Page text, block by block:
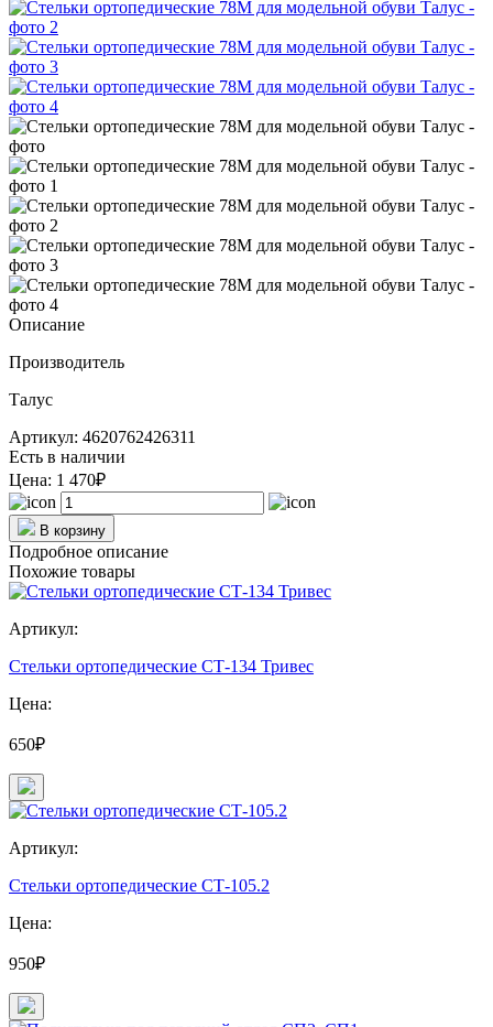
Описание
Производитель
Талус
Артикул: 4620762426311
Есть в наличии
Цена: 1 470₽
В корзину
Подробное описание
Похожие товары
Артикул:
Стельки ортопедические СТ-134 Тривес
Цена:
650₽
Артикул:
Стельки ортопедические СТ-105.2
Цена:
950₽